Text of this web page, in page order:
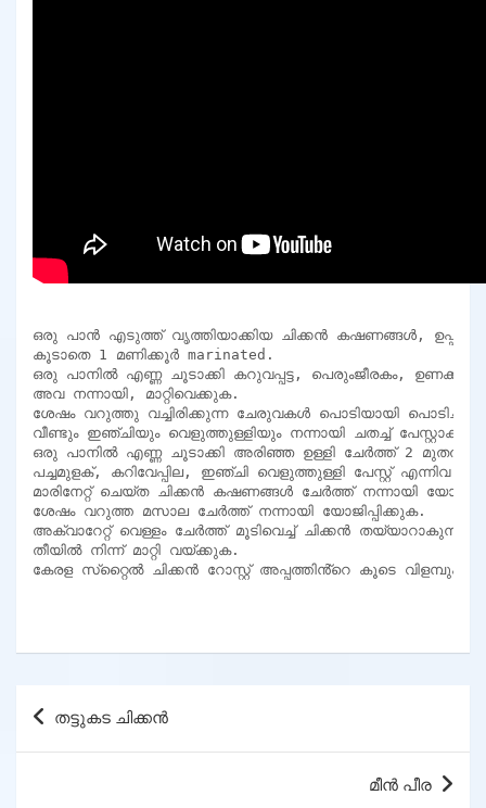
ഒരു പാൻ എടുത്ത് വൃത്തിയാക്കിയ ചിക്കൻ കഷണങ്ങൾ, ഉപ്പ്,
കൂടാതെ 1 മണിക്കൂർ marinated.
ഒരു പാനിൽ എണ്ണ ചൂടാക്കി കറുവപ്പട്ട, പെരുംജീരകം,
അവ നന്നായി, മാറ്റിവെക്കുക.
ശേഷം വറുത്തു വച്ചിരിക്കുന്ന ചേരുവകൾ പൊടിയായി പൊടിച്ച്
വീണ്ടും ഇഞ്ചിയും വെളുത്തുള്ളിയും നന്നായി ചതച്ച് പേസ്റ്റാക്കി
ഒരു പാനിൽ എണ്ണ ചൂടാക്കി അരിഞ്ഞ ഉള്ളി ചേർത്ത് 2 മുതൽ 3
പച്ചമുളക്, കറിവേപ്പില, ഇഞ്ചി വെളുത്തുള്ളി പേസ്റ്റ് എന്നിവ
മാരിനേറ്റ് ചെയ്ത ചിക്കൻ കഷണങ്ങൾ ചേർത്ത് നന്നായി
ശേഷം വറുത്ത മസാല ചേർത്ത് നന്നായി യോജിപ്പിക്കുക.
അക്വാറേറ്റ് വെള്ളം ചേർത്ത് മൂടിവെച്ച് ചിക്കൻ
തീയിൽ നിന്ന് മാറ്റി വയ്ക്കുക.
കേരള സ്‌റ്റൈൽ ചിക്കൻ റോസ്റ്റ് അപ്പത്തിൻ്റെ കൂടെ വിളമ്പുക
Post
navigation
തട്ടുകട ചിക്കൻ
മീൻ പീര